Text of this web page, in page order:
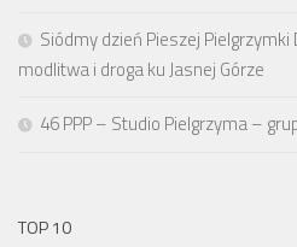
Siódmy dzień Pieszej
modlitwa i droga ku Jasnej Górze
46 PPP – Studio Pielgrzyma –
TOP 10